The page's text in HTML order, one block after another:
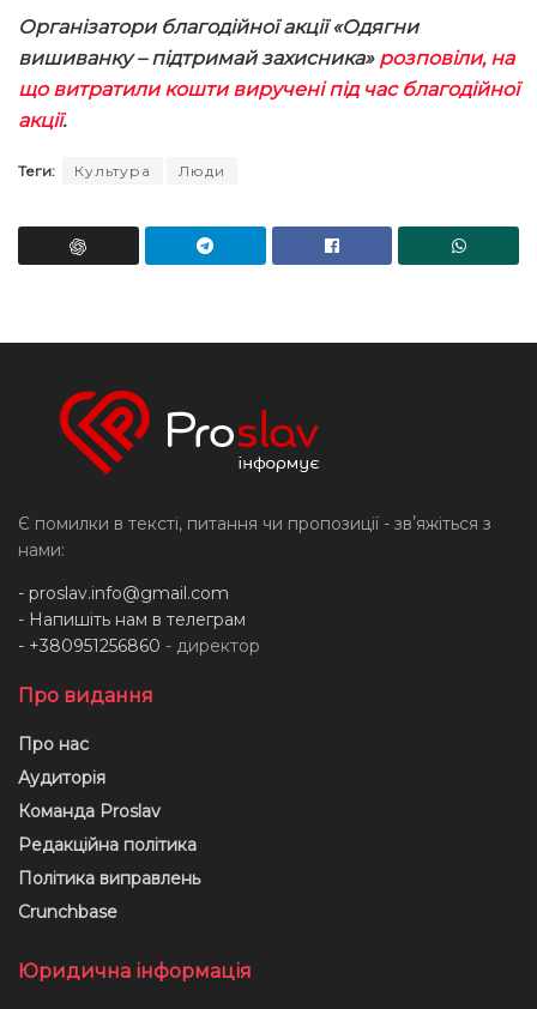
Організатори благодійної акції «Одягни
вишиванку – підтримай захисника» розповіли, на
що витратили кошти виручені під час благодійної
акції.
Теги: Культура Люди
Є помилки в тексті, питання чи пропозиції - звʼяжіться з
нами:
- proslav.info@gmail.com
- Напишіть нам в телеграм
- +380951256860 - директор
Про видання
Про нас
Аудиторія
Команда Proslav
Редакційна політика
Політика виправлень
Crunchbase
Юридична інформація